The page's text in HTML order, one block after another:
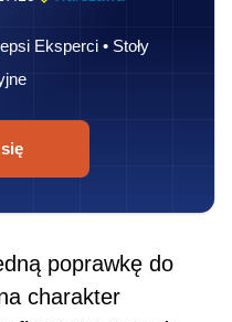
Eksperci • Stoły
poprawkę do
charakter